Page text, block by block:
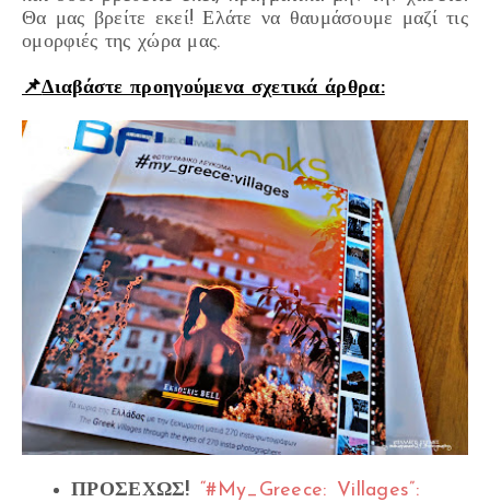
Θα μας βρείτε εκεί! Ελάτε να θαυμάσουμε μαζί τις
ομορφιές της χώρα μας.
📌Διαβάστε προηγούμενα σχετικά άρθρα:
ΠΡΟΣΕΧΩΣ! “#My_Greece: Villages”: